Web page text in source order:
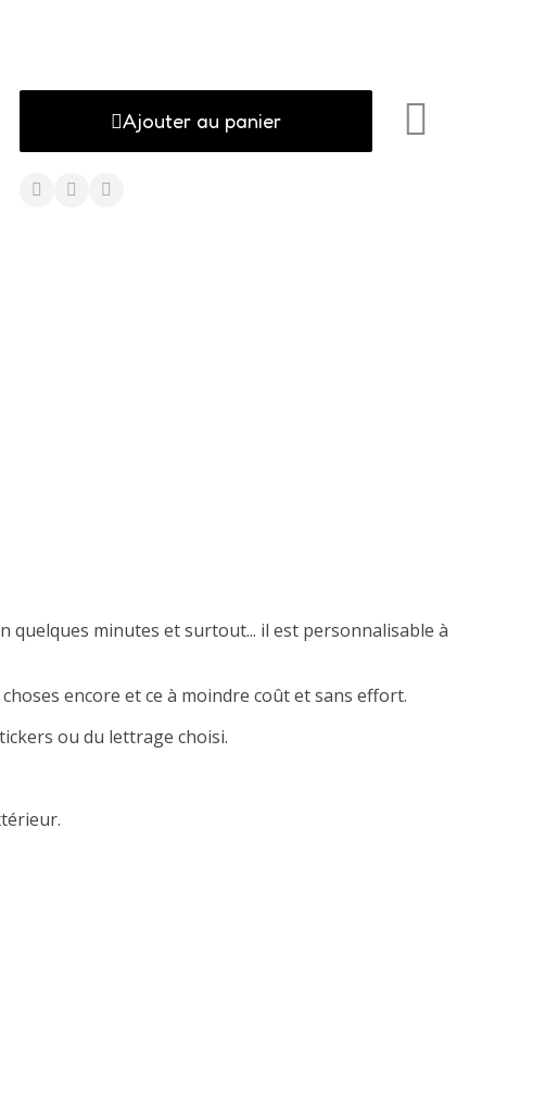
Ajouter au panier
quelques minutes et surtout... il est personnalisable à
encore et ce à moindre coût et sans effort.
ou du lettrage choisi.